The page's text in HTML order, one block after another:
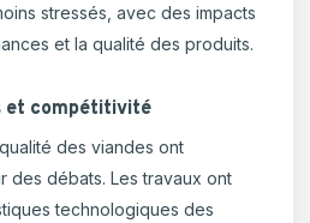
stressés, avec des impacts
et la qualité des produits.
et compétitivité
des viandes ont
débats. Les travaux ont
technologiques des